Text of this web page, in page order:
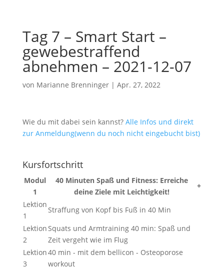
Tag 7 – Smart Start –
gewebestraffend
abnehmen – 2021-12-07
von Marianne Brenninger| Apr. 27, 2022
Wie du mit dabei sein kannst? Alle Infos und direkt
zur Anmeldung(wenn du noch nicht eingebucht bist)
Kursfortschritt
Modul
1
40 Minuten Spaß und Fitness: Erreiche
deine Ziele mit Leichtigkeit!
+
Lektion
1
Straffung von Kopf bis Fuß in 40 Min
Lektion
2
Squats und Armtraining 40 min: Spaß und
Zeit vergeht wie im Flug
Lektion
3
40 min - mit dem bellicon - Osteoporose
workout